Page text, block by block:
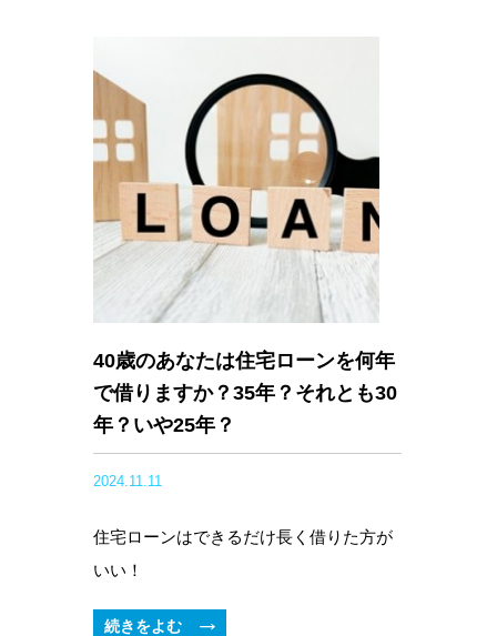
40歳のあなたは住宅ローンを何年
で借りますか？35年？それとも30
年？いや25年？
2024.11.11
住宅ローンはできるだけ長く借りた方が
いい！
続きをよむ